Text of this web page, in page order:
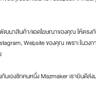
าสินค้า/แอดโฆษณาของคุณ ให้ตรง
Website ของคุณ เพราะใน
นเองซักคนหนึ่ง Mazmaker เรายิน